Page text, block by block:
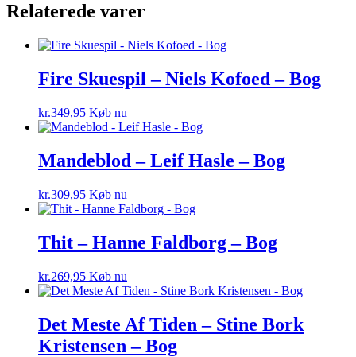
Relaterede varer
Fire Skuespil – Niels Kofoed – Bog
kr.349,95 Køb nu
Mandeblod – Leif Hasle – Bog
kr.309,95 Køb nu
Thit – Hanne Faldborg – Bog
kr.269,95 Køb nu
Det Meste Af Tiden – Stine Bork
Kristensen – Bog